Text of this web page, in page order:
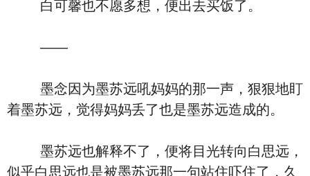
白可馨也不愿多想，便出去买饭了。
――
墨念因为墨苏远吼妈妈的那一声，狠狠地盯
着墨苏远，觉得妈妈丢了也是墨苏远造成的。
墨苏远也解释不了，便将目光转向白思远，
似乎白思远也是被墨苏远那一句站住吓住了，久